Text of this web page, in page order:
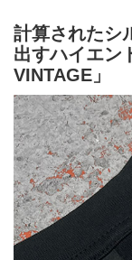
計算されたシ
出すハイエン
VINTAGE」